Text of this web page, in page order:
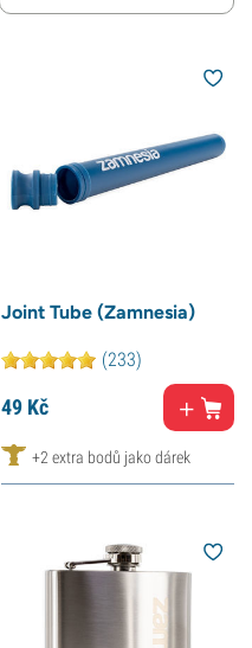
Joint Tube (Zamnesia)
(233)
49 Kč
+2 extra bodů jako dárek